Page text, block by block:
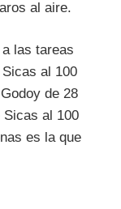
al aire.
las tareas
al 100
de 28
Sicas al 100
es la que